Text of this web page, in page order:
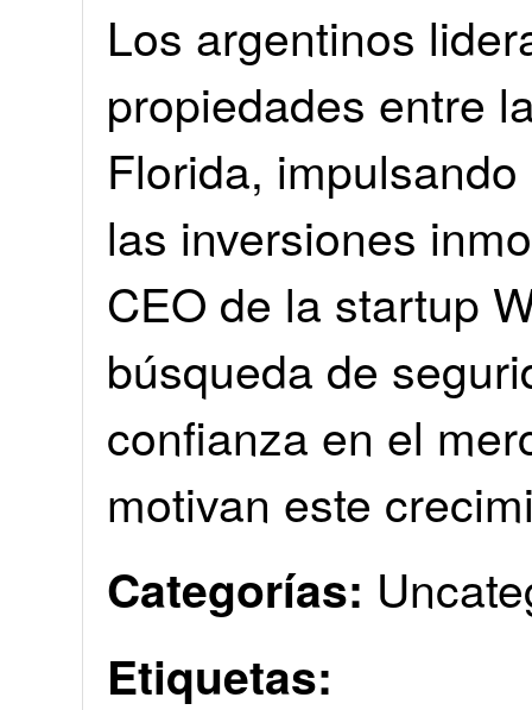
Los argentinos
propiedades entre
Florida,
las inversiones
CEO de la startup
búsqueda de
confianza en el
motivan este
Categorías:
Etiquetas: